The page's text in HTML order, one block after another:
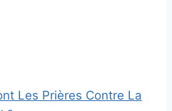
Les Prières Contre La